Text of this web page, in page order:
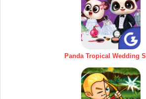
Panda Tropical Wedding